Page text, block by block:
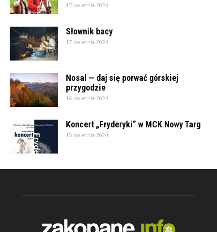
17 kwietnia 2024
Słownik bacy
17 kwietnia 2024
Nosal — daj się porwać górskiej
przygodzie
16 kwietnia 2024
Koncert „Fryderyki” w MCK Nowy Targ
15 kwietnia 2024